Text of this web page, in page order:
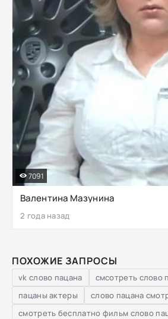
Валентина Мазунина
2 года назад
7091
ПОХОЖИЕ ЗАПРОСЫ
vk слово пацана
смсотреть слово
пацаны актеры
слово пацана
смотреть бесплатно фильм слово